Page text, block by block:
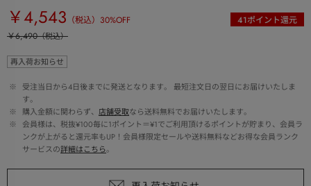
￥4,543 （税込） 30%OFF 41ポイント還元
￥6,490（税込）
再入荷お知らせ
※
受注当日から4日後までに発送となります。 最短注文日の翌日にお届けいたしま
す。
※
購入金額に関わらず、 店舗受取なら送料無料でお届けいたします。
※
会員様は、税抜¥100毎に1ポイント＝¥1でご利用頂けるポイントが貯まり、会員ラ
ンクが上がると還元率もUP！会員様限定セールや送料無料などお得な会員ランク
サービスの詳細はこちら。